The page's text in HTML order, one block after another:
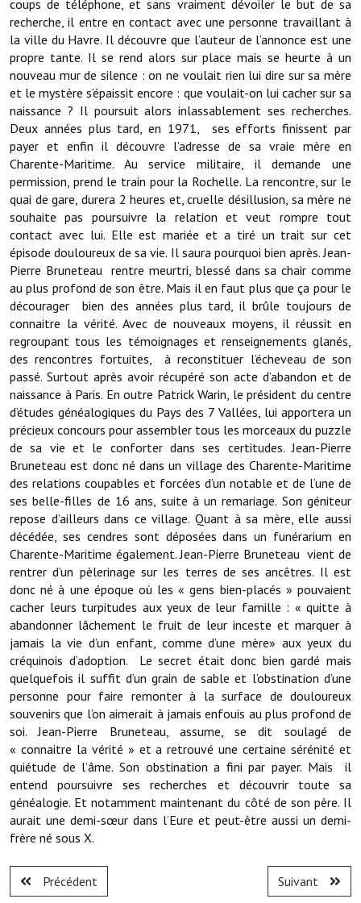
Le bulletin municipal : Fressinfo & Le Fressinois
Toutes les publications
Le village dans l'intercommunalité
Communauté de communes
Autres groupements
Les réseaux partenaires
L'association des maires
L'office de tourisme
Le conseil départemental
VILLE PRATIQUE
Services publics intercommunaux
Affaires scolaires, CCAS
Eaux, assainissement
France services
France Renov
Déchets ménagers, tri sélectif, encombrants
Services publics communaux
Démarches administratives
Urbanisme
Biens à louer
Terrains et maisons à vendre
Etablissements scolaires
Equipements sportifs
Bibliothèque
Commerçants, artisans
Exploitants agricoles
coups de téléphone, et sans vraiment dévoiler le but de sa
recherche, il entre en contact avec une personne travaillant à
la ville du Havre. Il découvre que l’auteur de l’annonce est une
propre tante. Il se rend alors sur place mais se heurte à un
nouveau mur de silence : on ne voulait rien lui dire sur sa mère
et le mystère s’épaissit encore : que voulait-on lui cacher sur sa
naissance ? Il poursuit alors inlassablement ses recherches.
Deux années plus tard, en 1971, ses efforts finissent par
payer et enfin il découvre l’adresse de sa vraie mère en
Charente-Maritime. Au service militaire, il demande une
permission, prend le train pour la Rochelle. La rencontre, sur le
quai de gare, durera 2 heures et, cruelle désillusion, sa mère ne
souhaite pas poursuivre la relation et veut rompre tout
contact avec lui. Elle est mariée et a tiré un trait sur cet
épisode douloureux de sa vie. Il saura pourquoi bien après. Jean-
Pierre Bruneteau rentre meurtri, blessé dans sa chair comme
au plus profond de son être. Mais il en faut plus que ça pour le
décourager bien des années plus tard, il brûle toujours de
connaitre la vérité. Avec de nouveaux moyens, il réussit en
regroupant tous les témoignages et renseignements glanés,
des rencontres fortuites, à reconstituer l’écheveau de son
passé. Surtout après avoir récupéré son acte d’abandon et de
naissance à Paris. En outre Patrick Warin, le président du centre
d’études généalogiques du Pays des 7 Vallées, lui apportera un
précieux concours pour assembler tous les morceaux du puzzle
de sa vie et le conforter dans ses certitudes. Jean-Pierre
Bruneteau est donc né dans un village des Charente-Maritime
des relations coupables et forcées d’un notable et de l’une de
ses belle-filles de 16 ans, suite à un remariage. Son géniteur
repose d’ailleurs dans ce village. Quant à sa mère, elle aussi
décédée, ses cendres sont déposées dans un funérarium en
Charente-Maritime également. Jean-Pierre Bruneteau vient de
rentrer d’un pèlerinage sur les terres de ses ancêtres. Il est
donc né à une époque où les « gens bien-placés » pouvaient
cacher leurs turpitudes aux yeux de leur famille : « quitte à
abandonner lâchement le fruit de leur inceste et marquer à
jamais la vie d’un enfant, comme d’une mère» aux yeux du
créquinois d’adoption. Le secret était donc bien gardé mais
quelquefois il suffit d’un grain de sable et l’obstination d’une
personne pour faire remonter à la surface de douloureux
souvenirs que l’on aimerait à jamais enfouis au plus profond de
soi. Jean-Pierre Bruneteau, assume, se dit soulagé de
« connaitre la vérité » et a retrouvé une certaine sérénité et
quiétude de l’âme. Son obstination a fini par payer. Mais il
entend poursuivre ses recherches et découvrir toute sa
généalogie. Et notamment maintenant du côté de son père. Il
aurait une demi-sœur dans l’Eure et peut-être aussi un demi-
frère né sous X.
Précédent Suivant